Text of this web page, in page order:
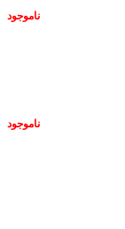
ناموجود
ناموجود